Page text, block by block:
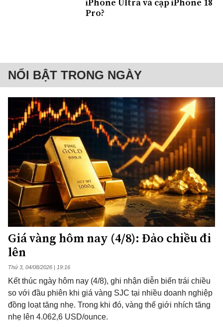
Pro?
NỔI BẬT TRONG NGÀY
Giá vàng hôm nay (4/8): Đảo chiều đi
lên
Thứ 3, 04/08/2026 | 19:16
Kết thúc ngày hôm nay (4/8), ghi nhận diễn biến trái chiều
so với đầu phiên khi giá vàng SJC tại nhiều doanh nghiệp
đồng loạt tăng nhẹ. Trong khi đó, vàng thế giới nhích tăng
nhẹ lên 4.062,6 USD/ounce.